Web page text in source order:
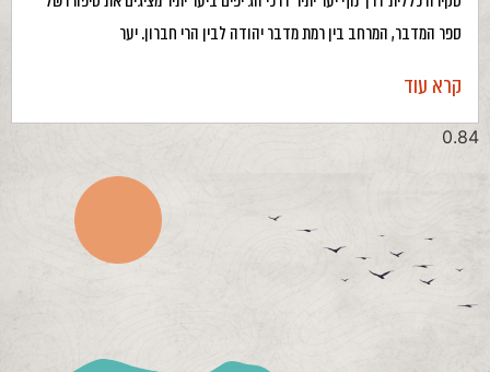
ספר המדבר, המרחב בין רמת מדבר יהודה לבין הרי חברון. יער
קרא עוד